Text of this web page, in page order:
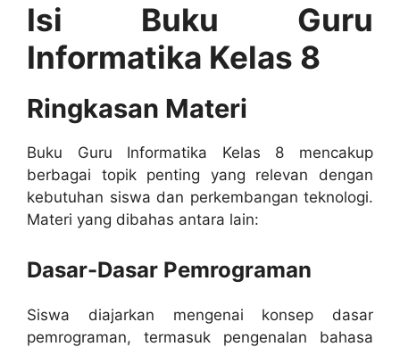
Isi Buku Guru
Informatika Kelas 8
Ringkasan Materi
Buku Guru Informatika Kelas 8 mencakup
berbagai topik penting yang relevan dengan
kebutuhan siswa dan perkembangan teknologi.
Materi yang dibahas antara lain:
Dasar-Dasar Pemrograman
Siswa diajarkan mengenai konsep dasar
pemrograman, termasuk pengenalan bahasa